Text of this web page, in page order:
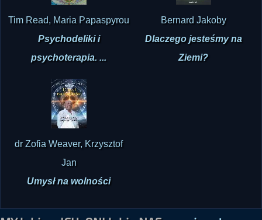
Tim Read, Maria Papaspyrou
Psychodeliki i
psychoterapia. ...
Bernard Jakoby
Dlaczego jesteśmy na
Ziemi?
dr Zofia Weaver, Krzysztof
Jan
Umysł na wolności